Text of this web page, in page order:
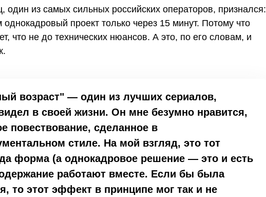
один из самых сильных российских операторов, признался:
проект только через 15 минут. Потому что
что не до технических нюансов. А это, по его словам, и
возраст" — один из лучших сериалов,
в своей жизни. Он мне безумно нравится,
повествование, сделанное в
стиле. На мой взгляд, это тот
форма (а однокадровое решение — это и есть
работают вместе. Если бы была
то этот эффект в принципе мог так и не